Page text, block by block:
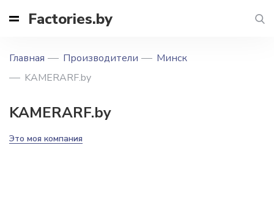
Factories.by
Главная Производители
Минск
KAMERARF.by
KAMERARF.by
Это моя компания